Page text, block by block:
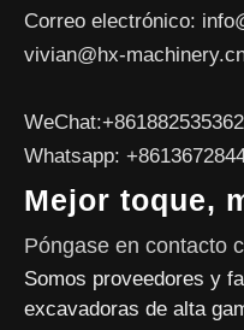
Correo electrónico:
vivian@hx-
Whatsapp:
Mejor toque,
Póngase en contacto
Somos proveedores y
excavadoras de alta